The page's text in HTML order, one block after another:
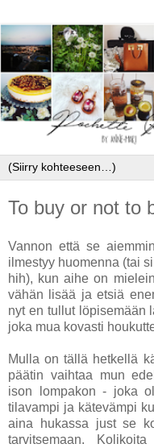
To buy or not to
Vannon että se
ilmestyy huomenna (tai
hih), kun aihe on
vähän lisää ja etsiä
nyt en tullut löpisemään
joka mua kovasti
Mulla on tällä hetkellä
päätin vaihtaa mun
ison lompakon - joka
tilavampi ja kätevämpi
aina hukassa just se
tarvitsemaan.